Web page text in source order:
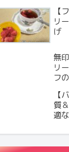
【
リ
げ
無
リ
フ
【
質
適